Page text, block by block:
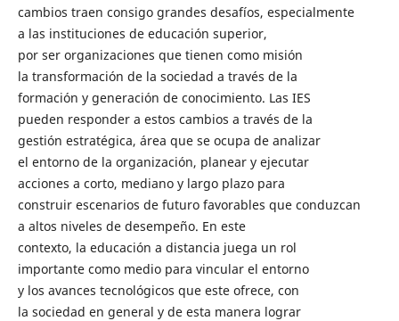
cambios traen consigo grandes desafíos, especialmente
a las instituciones de educación superior,
por ser organizaciones que tienen como misión
la transformación de la sociedad a través de la
formación y generación de conocimiento. Las IES
pueden responder a estos cambios a través de la
gestión estratégica, área que se ocupa de analizar
el entorno de la organización, planear y ejecutar
acciones a corto, mediano y largo plazo para
construir escenarios de futuro favorables que conduzcan
a altos niveles de desempeño. En este
contexto, la educación a distancia juega un rol
importante como medio para vincular el entorno
y los avances tecnológicos que este ofrece, con
la sociedad en general y de esta manera lograr